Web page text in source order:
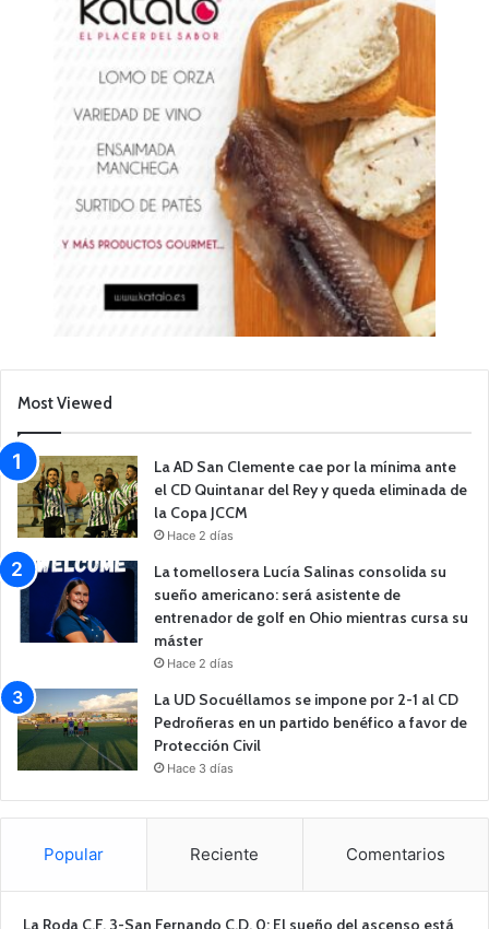
Most Viewed
La AD San Clemente cae por la mínima ante
el CD Quintanar del Rey y queda eliminada de
la Copa JCCM
Hace 2 días
La tomellosera Lucía Salinas consolida su
sueño americano: será asistente de
entrenador de golf en Ohio mientras cursa su
máster
Hace 2 días
La UD Socuéllamos se impone por 2-1 al CD
Pedroñeras en un partido benéfico a favor de
Protección Civil
Hace 3 días
Popular Reciente Comentarios
La Roda C.F. 3-San Fernando C.D. 0: El sueño del ascenso está